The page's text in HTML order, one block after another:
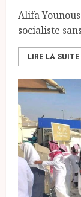
Alifa
socialiste
LIRE LA SUITE